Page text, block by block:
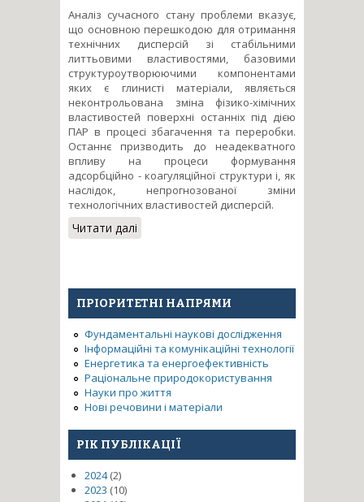
Аналіз сучасного стану проблеми вказує,
що основною перешкодою для отримання
технічних дисперсій зі стабільними
литтьовими властивостями, базовими
структуроутворюючими компонентами
яких є глинисті матеріали, являється
неконтрольована зміна фізико-хімічних
властивостей поверхні останніх під дією
ПАР в процесі збагачення та переробки.
Останнє призводить до неадекватного
впливу на процеси формування
адсорбційно - коагуляційної структури і, як
наслідок, непрогнозованої зміни
технологічних властивостей дисперсій.
Читати далі
технічних дисперсіях при
глин функціональними
додатками
ПРІОРИТЕТНІ НАПРЯМИ
Фундаментальні наукові дослідження
Інформаційні та комунікаційні технології
Енергетика та енергоефективність
Раціональне природокористування
Науки про життя
Нові речовини і матеріали
РІК ПУБЛІКАЦІЇ
2024(2)
2023 (10)